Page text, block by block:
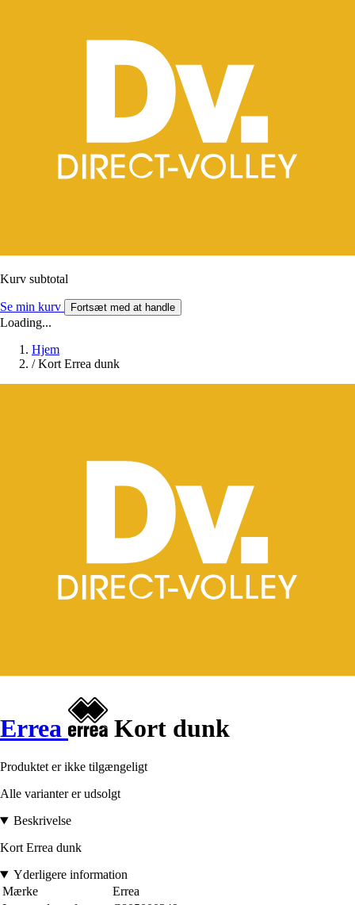
Kurv subtotal
Se min kurv Fortsæt med at handle
Loading...
Hjem
/ Kort Errea dunk
Errea Kort dunk
Produktet er ikke tilgængeligt
Alle varianter er udsolgt
Beskrivelse
Kort Errea dunk
Yderligere information
Mærke
Errea